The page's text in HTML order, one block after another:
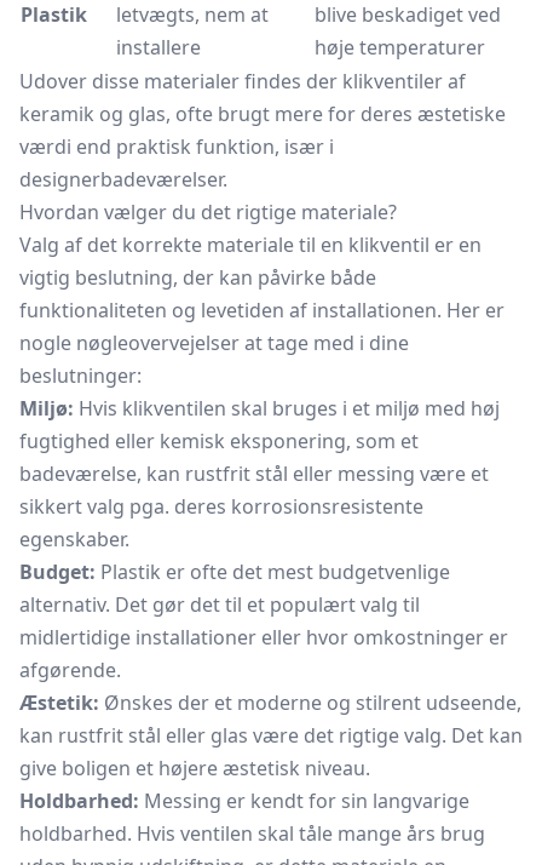
Plastik
letvægts, nem at
installere
blive beskadiget ved
høje temperaturer
Udover disse materialer findes der klikventiler af
keramik og glas, ofte brugt mere for deres æstetiske
værdi end praktisk funktion, især i
designerbadeværelser.
Hvordan vælger du det rigtige materiale?
Valg af det korrekte materiale til en klikventil er en
vigtig beslutning, der kan påvirke både
funktionaliteten og levetiden af installationen. Her er
nogle nøgleovervejelser at tage med i dine
beslutninger:
Miljø: Hvis klikventilen skal bruges i et miljø med høj
fugtighed eller kemisk eksponering, som et
badeværelse, kan rustfrit stål eller messing være et
sikkert valg pga. deres korrosionsresistente
egenskaber.
Budget: Plastik er ofte det mest budgetvenlige
alternativ. Det gør det til et populært valg til
midlertidige installationer eller hvor omkostninger er
afgørende.
Æstetik: Ønskes der et moderne og stilrent udseende,
kan rustfrit stål eller glas være det rigtige valg. Det kan
give boligen et højere æstetisk niveau.
Holdbarhed: Messing er kendt for sin langvarige
holdbarhed. Hvis ventilen skal tåle mange års brug